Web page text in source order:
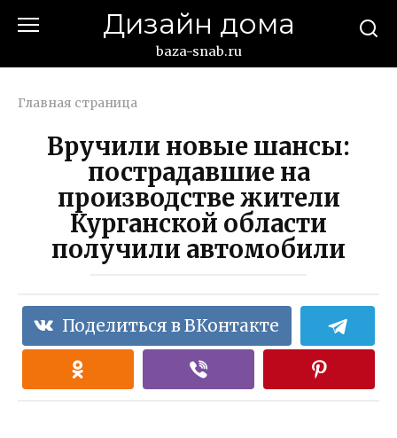
Дизайн дома
baza-snab.ru
Главная страница
Вручили новые шансы:
пострадавшие на
производстве жители
Курганской области
получили автомобили
Поделиться в ВКонтакте